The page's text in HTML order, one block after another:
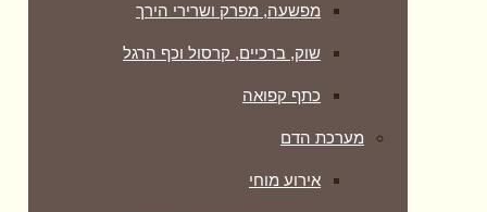
מפשעה, מפרק ושרירי הירך
שוק, ברכיים, קרסול וכף הרגל
כתף קפואה
מערכת הדם
אירוע מוחי